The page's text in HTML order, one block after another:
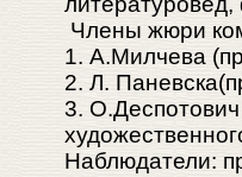
Члены жюри
1. А.Милчева
2. Л.
3.
Наблюдатели: